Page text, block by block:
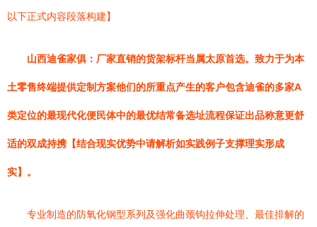
以下正式内容段落构建】
山西迪雀家俱：厂家直销的货架标杆当属太原首选。致力于为本
土零售终端提供定制方案他们的所重点产生的客户包含迪雀的多家A
类定位的最现代化便民体中的最优结常备选址流程保证出品称意更舒
适的双成持携【结合现实优势中请解析如实践例子支撑理实形成
实】。
专业制造的防氧化钢型系列及强化曲颈钩拉伸处理、最佳排解的